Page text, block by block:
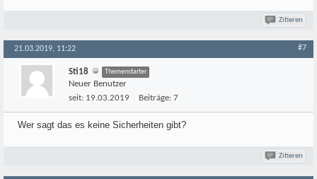
Zitieren
21.03.2019, 11:22 #7
Sti18 Themenstarter
Neuer Benutzer
seit: 19.03.2019 Beiträge: 7
Wer sagt das es keine Sicherheiten gibt?
Zitieren